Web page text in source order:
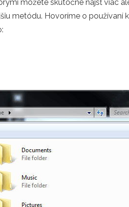
môžete skutočne nájsť viac
metódu. Hovoríme o používaní